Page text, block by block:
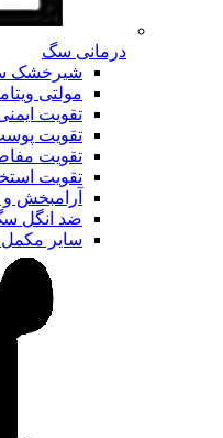
درمانی سگ
شیرخشک
مولتی
تقویت
تقویت
تقویت
تقویت
آرامبخش
ضد انگل
سایر